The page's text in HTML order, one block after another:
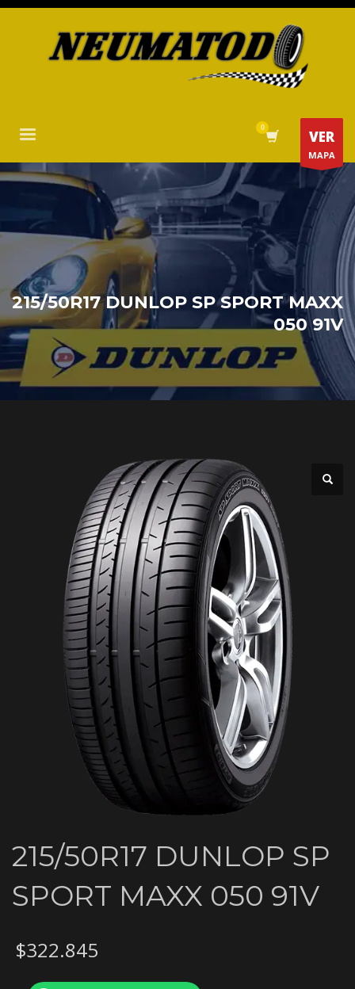
VER
MAPA
215/50R17 DUNLOP SP SPORT MAXX
050 91V
215/50R17 DUNLOP SP
SPORT MAXX 050 91V
$322.845